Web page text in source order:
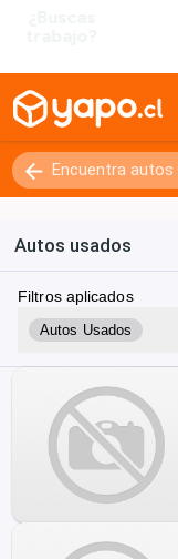
Autos usados
Filtros aplicados
Autos Usados